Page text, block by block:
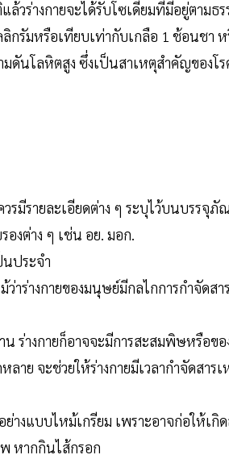
ร่างกายจะได้รับโซเดียมที่มีอยู่ตามธร
กรัมหรือเทียบเท่ากับเกลือ 1 ช้อนชา
มดันโลหิตสูง ซึ่งเป็นสาเหตุสำคัญของโ
รายละเอียดต่าง ๆ ระบุไว้บนบรรจุภั
งต่าง ๆ เช่น อย. มอก.
ประจำ
ร่างกายของมนุษย์มีกลไกการกำจัดส
ร่างกายก็อาจจะมีการสะสมพิษหรือขอ
าย จะช่วยให้ร่างกายมีเวลากำจัดสาร
งแบบไหม้เกรียม เพราะอาจก่อให้เกิ
พ หากกินไส้กรอก